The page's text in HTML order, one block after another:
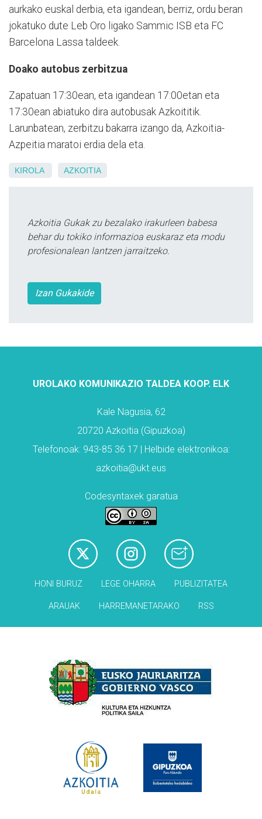
aurkako euskal derbia, eta igandean, berriz, ordu beran
jokatuko dute Leb Oro ligako Sammic ISB eta FC
Barcelona Lassa taldeek.
Doako autobus zerbitzua
Zapatuan 17:30ean, eta igandean 17:00etan eta
17:30ean abiatuko dira autobusak Azkoititik.
Larunbatean, zerbitzu bakarra izango da, Azkoitia-
Azpeitia maratoi erdia dela eta.
KIROLA AZKOITIA
Azkoitia Gukak zu bezalako irakurleen babesa
behar du tokiko informazioa euskaraz eta modu
profesionalean lantzen jarraitzeko.
Izan Gukakide
UROLAKO KOMUNIKAZIO TALDEA KOOP. ELK
Kale Nagusia, 62
20720 Azkoitia (Gipuzkoa)
Telefonoak: 943-85 36 17 | Helbide elektronikoa:
azkoitia@ukt.eus
Codesyntaxek garatua
HONI BURUZ LEGE OHARRA PUBLIZITATEA
ARAUAK HARREMANETARAKO RSS